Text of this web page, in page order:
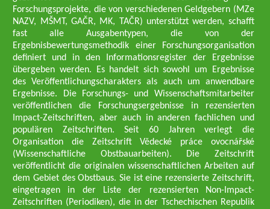
Forschungsprojekte, die von verschiedenen Geldgebern (MZe
NAZV, MŠMT, GAČR, MK, TAČR) unterstützt werden, schafft
fast alle Ausgabentypen, die von der
Ergebnisbewertungsmethodik einer Forschungsorganisation
definiert und in den Informationsregister der Ergebnisse
übergeben werden. Es handelt sich sowohl um Ergebnisse
des Veröffentlichungscharakters als auch um anwendbare
Ergebnisse. Die Forschungs- und Wissenschaftsmitarbeiter
veröffentlichen die Forschungsergebnisse in rezensierten
Impact-Zeitschriften, aber auch in anderen fachlichen und
populären Zeitschriften. Seit 60 Jahren verlegt die
Organisation die Zeitschrift Vědecké práce ovocnářské
(Wissenschaftliche Obstbauarbeiten). Die Zeitschrift
veröffentlicht die originalen wissenschaftlichen Arbeiten auf
dem Gebiet des Obstbaus. Sie ist eine rezensierte Zeitschrift,
eingetragen in der Liste der rezensierten Non-Impact-
Zeitschriften (Periodiken), die in der Tschechischen Republik